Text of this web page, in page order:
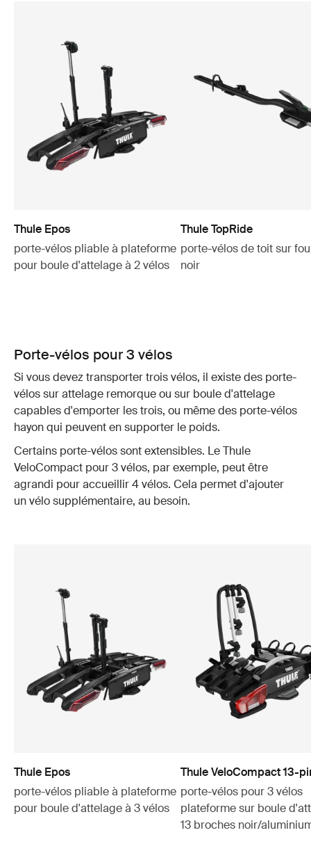
Thule Epos
porte-vélos pliable à plateforme
pour boule d'attelage à 2 vélos
Thule TopRide
porte-vélos de toit sur
noir
Porte-vélos pour 3 vélos
Si vous devez transporter trois vélos, il existe des porte-
vélos sur attelage remorque ou sur boule d'attelage
capables d'emporter les trois, ou même des porte-vélos
hayon qui peuvent en supporter le poids.
Certains porte-vélos sont extensibles. Le Thule
VeloCompact pour 3 vélos, par exemple, peut être
agrandi pour accueillir 4 vélos. Cela permet d'ajouter
un vélo supplémentaire, au besoin.
Thule Epos
porte-vélos pliable à plateforme
pour boule d'attelage à 3 vélos
Thule VeloCompact 13-
porte-vélos pour 3 vélos
plateforme sur boule
13 broches noir/